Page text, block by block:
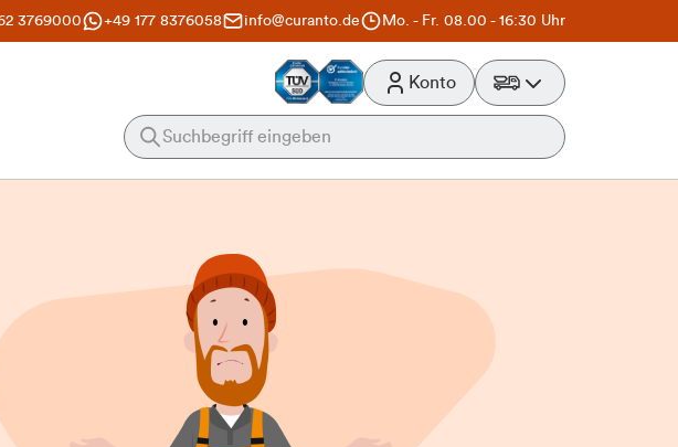
3769000 +49 177 8376058 info@curanto.de Mo. - Fr. 08.00 - 16:30 Uhr
Konto